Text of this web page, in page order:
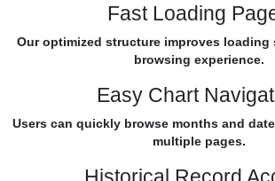
Fast Loading
Our optimized structure improves loading
browsing experience.
Easy Chart
Users can quickly browse months and
multiple pages.